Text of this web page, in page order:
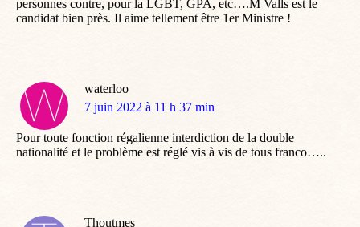
personnes contre, pour la LGBT, GPA, etc….M Valls est le
candidat bien près. Il aime tellement être 1er Ministre !
waterloo
dit
7 juin 2022 à 11 h 37 min
Pour toute fonction régalienne interdiction de la double
nationalité et le problème est réglé vis à vis de tous franco…..
Thoutmes